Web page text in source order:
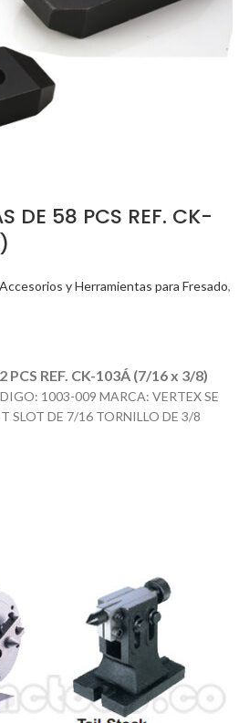
DE 58 PCS REF. CK-
Accesorios y Herramientas para Fresado,
PCS REF. CK-103Á (7/16 x 3/8)
1003-009 MARCA: VERTEX SE
SLOT DE 7/16 TORNILLO DE 3/8